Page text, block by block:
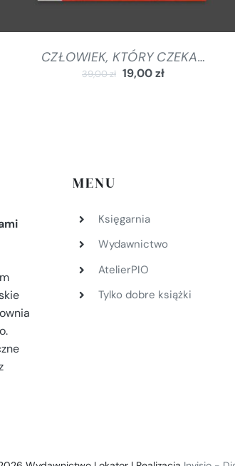
CZŁOWIEK, KTÓRY CZEKA…
39,00zł 19,00zł
MENU
Księgarnia
Wydawnictwo
AtelierPIO
Tylko dobre książki